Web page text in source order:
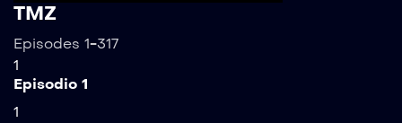
TMZ
Episodes 1-317
1
Episodio 1
1